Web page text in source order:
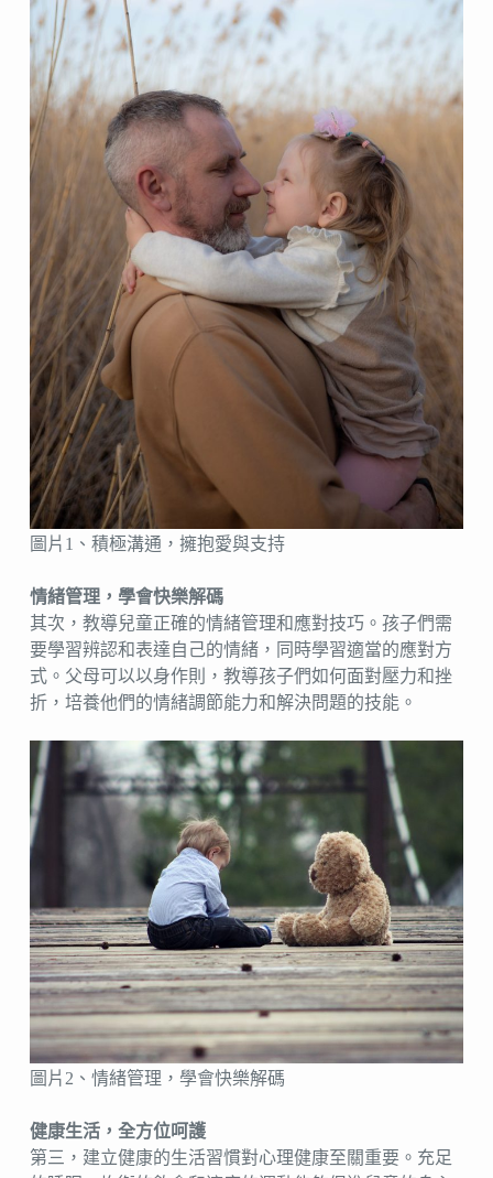
圖片1、積極溝通，擁抱愛與支持
情緒管理，學會快樂解碼
其次，教導兒童正確的情緒管理和應對技巧。孩子們需
要學習辨認和表達自己的情緒，同時學習適當的應對方
式。父母可以以身作則，教導孩子們如何面對壓力和挫
折，培養他們的情緒調節能力和解決問題的技能。
圖片2、情緒管理，學會快樂解碼
健康生活，全方位呵護
第三，建立健康的生活習慣對心理健康至關重要。充足